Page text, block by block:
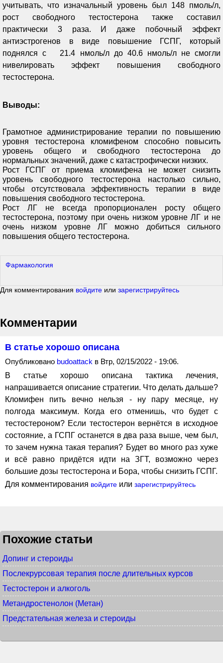
учитывать, что изначальный уровень был 148 пмоль/л,
рост свободного тестостерона также составил
практически 3 раза. И даже побочный эффект
антиэстрогенов в виде повышение ГСПГ, который
поднялся с 21.4 нмоль/л до 40.6 нмоль/л не смогли
нивелировать эффект повышения свободного
тестостерона.
Выводы:
Грамотное администрирование терапии по повышению
уровня тестостерона кломифеном способно повысить
уровень общего и свободного тестостерона до
нормальных значений, даже с катастрофически низких.
Рост ГСПГ от приема кломифена не может снизить
уровень свободного тестостерона настолько сильно,
чтобы отсутствовала эффективность терапии в виде
повышения свободного тестостерона.
Рост ЛГ не всегда пропорционален росту общего
тестостерона, поэтому при очень низком уровне ЛГ и не
очень низком уровне ЛГ можно добиться сильного
повышения общего тестостерона.
Фармакология
Для комментирования войдите или зарегистрируйтесь
Комментарии
В статье хорошо описана
Опубликовано budoattack в Втр, 02/15/2022 - 19:06.
В статье хорошо описана тактика лечения,
напрашивается описание стратегии. Что делать дальше?
Кломифен пить вечно нельзя - ну пару месяце, ну
полгода максимум. Когда его отменишь, что будет с
тестостероном? Если тестостерон вернётся в исходное
состояние, а ГСПГ останется в два раза выше, чем был,
то зачем нужна такая терапия? Будет во много раз хуже
и всё равно придётся идти на ЗГТ, возможно через
большие дозы тестостерона и Бора, чтобы снизить ГСПГ.
Для комментирования войдите или зарегистрируйтесь
Похожие статьи
Допинг и стероиды
Послекрурсовая терапия после длительных курсов
Тестостерон и алкоголь
Метандростенолон (Метан)
Предстательная железа и стероиды